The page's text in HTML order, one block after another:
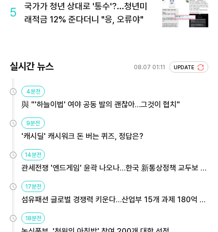
5
국가가 청년 상대로 '통수'?...청년미
래적금 12% 준다더니 "응, 오류야"
실시간 뉴스 08.07 01:11 UPDATE
4분전
與 "'하늘이법' 여야 공동 발의 괜찮아…그것이 협치"
9분전
'캐시딜' 캐시워크 돈 버는 퀴즈, 정답은?
14분전
관세전쟁 '엔드게임' 윤곽 나오나…한국 新통상정책 교두보 활
17분전
섬유패션 글로벌 경쟁력 키운다…산업부 15개 과제 180억 지
18분전